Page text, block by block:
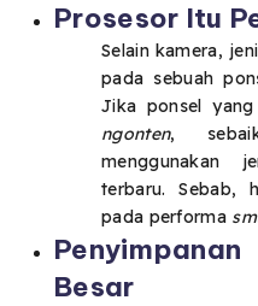
Prosesor Itu
Selain kamera,
pada sebuah
Jika ponsel
ngonten,
menggunakan
terbaru. Sebab,
pada performa
Besar